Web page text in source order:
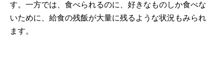
す。一方では、食べられるのに、好きなものしか食べな
いために、給食の残飯が大量に残るような状況もみられ
ます。